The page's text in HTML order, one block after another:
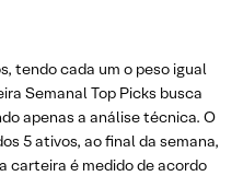
tendo cada um o peso igual
Semanal Top Picks busca
apenas a análise técnica. O
5 ativos, ao final da semana,
carteira é medido de acordo